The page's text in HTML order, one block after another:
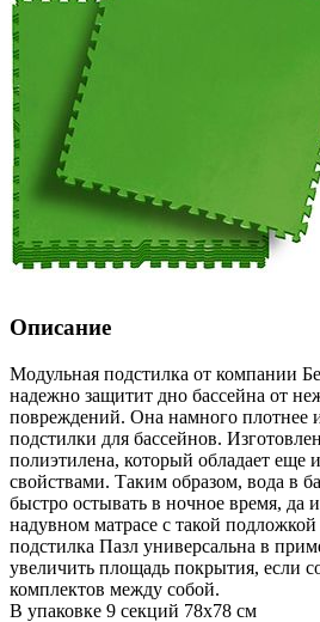
Описание
Модульная подстилка от компании
надежно защитит дно бассейна от
повреждений. Она намного плотнее
подстилки для бассейнов.
полиэтилена, который обладает еще
свойствами. Таким образом, вода в
быстро остывать в ночное время, да
надувном матрасе с такой
подстилка Пазл универсальна в
увеличить площадь покрытия, если
комплектов между собой.
В упаковке 9 секций 78х78 см